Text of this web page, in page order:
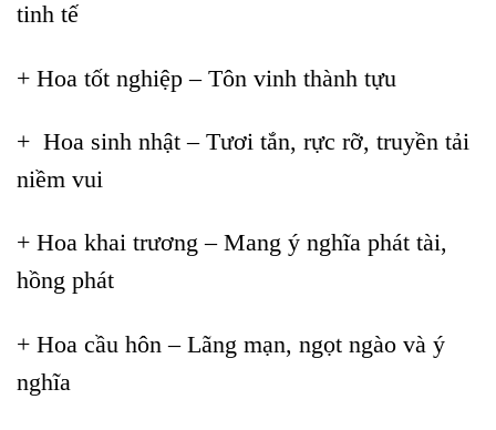
tinh tế
+ Hoa tốt nghiệp – Tôn vinh thành tựu
+ Hoa sinh nhật – Tươi tắn, rực rỡ, truyền tải
niềm vui
+ Hoa khai trương – Mang ý nghĩa phát tài,
hồng phát
+ Hoa cầu hôn – Lãng mạn, ngọt ngào và ý
nghĩa